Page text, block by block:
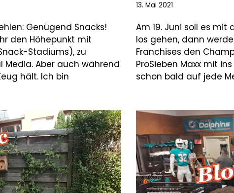
Genügend Snacks!
den Höhepunkt mit
Stadiums), zu
Aber auch während
hält. Ich bin
13. Mai 2021
Am 19. Juni soll es mit
los gehen, dann
Franchises den
ProSieben Maxx mit
schon bald auf jede